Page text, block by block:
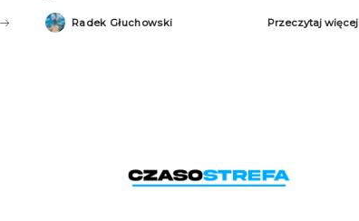
Posted
by
Radek Głuchowski Przeczytaj więcej